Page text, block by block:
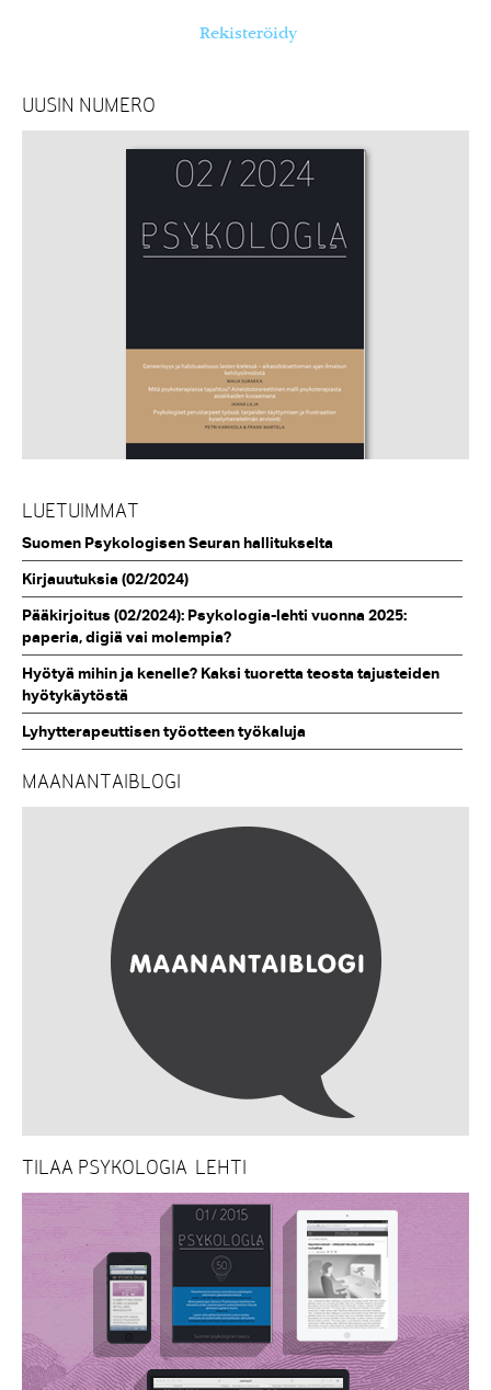
Rekisteröidy
UUSIN NUMERO
LUETUIMMAT
Suomen Psykologisen Seuran hallitukselta
Kirjauutuksia (02/2024)
Pääkirjoitus (02/2024): Psykologia-lehti vuonna 2025:
paperia, digiä vai molempia?
Hyötyä mihin ja kenelle? Kaksi tuoretta teosta tajusteiden
hyötykäytöstä
Lyhytterapeuttisen työotteen työkaluja
MAANANTAIBLOGI
TILAA PSYKOLOGIA-LEHTI